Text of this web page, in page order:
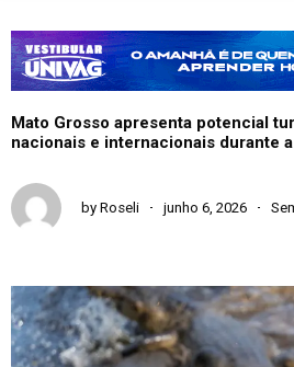
Mato Grosso apresenta potencial
nacionais e internacionais durante
by Roseli junho 6, 2026